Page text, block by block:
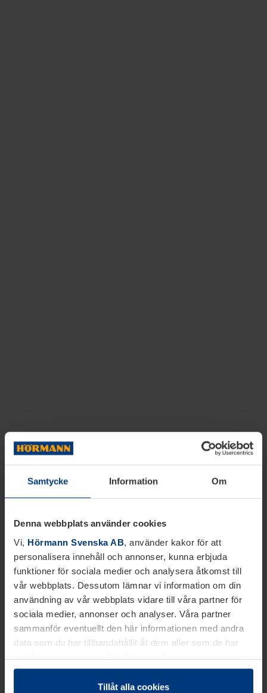
Samtycke Information Om
Denna webbplats använder cookies
Vi, Hörmann Svenska AB, använder kakor för att
personalisera innehåll och annonser, kunna erbjuda
funktioner för sociala medier och analysera åtkomst till
vår webbplats. Dessutom lämnar vi information om din
användning av vår webbplats vidare till våra partner för
sociala medier, annonser och analyser. Våra partner
sammanför eventuellt den här informationen med andra
data som du har tillhandahållit åt dem eller som de har
samlat in inom ramen för din användning av tjänsterna.
Juridiskt kan vi lagra kakor på din enhet, om de är
absolut nödvändiga för driften av den här webbplatsen.
Tillåt alla cookies